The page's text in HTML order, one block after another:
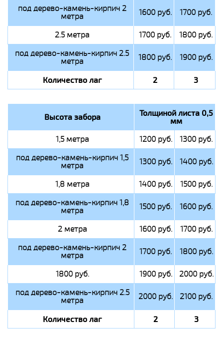
под дерево-камень-кирпич 2
метра 1600 руб. 1700 руб.
2.5 метра 1700 руб.
1800 руб.
под дерево-камень-кирпич 2.5
метра 1800 руб. 1900 руб.
Количество лаг 2 3
Высота забора Толщиной листа 0,5
мм
1,5 метра 1200 руб.
1300 руб.
под дерево-камень-кирпич 1,5
метра 1300 руб. 1400 руб.
1,8 метра 1400 руб.
1500 руб.
под дерево-камень-кирпич 1,8
метра 1500 руб. 1600 руб.
2 метра 1600 руб.
1700 руб.
под дерево-камень-кирпич 2
метра 1700 руб. 1800 руб.
1800 руб. 1900 руб.
2000 руб.
под дерево-камень-кирпич 2.5
метра 2000 руб. 2100 руб.
Количество лаг 2 3